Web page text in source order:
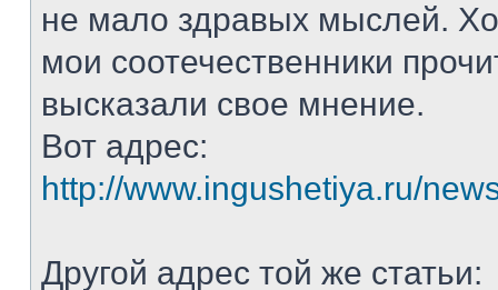
не мало здравых мыслей.
мои соотечественники
высказали свое мнение.
Вот адрес:
http://www.ingushetiya.ru/
Другой адрес той же статьи: